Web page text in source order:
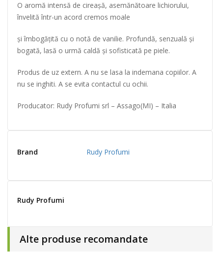
O aromă intensă de cireașă, asemănătoare lichiorului,
învelită într-un acord cremos moale
și îmbogățită cu o notă de vanilie. Profundă, senzuală și
bogată, lasă o urmă caldă și sofisticată pe piele.
Produs de uz extern. A nu se lasa la indemana copiilor. A
nu se inghiti. A se evita contactul cu ochii.
Producator: Rudy Profumi srl – Assago(MI) – Italia
Brand Rudy Profumi
Rudy Profumi
Alte produse recomandate